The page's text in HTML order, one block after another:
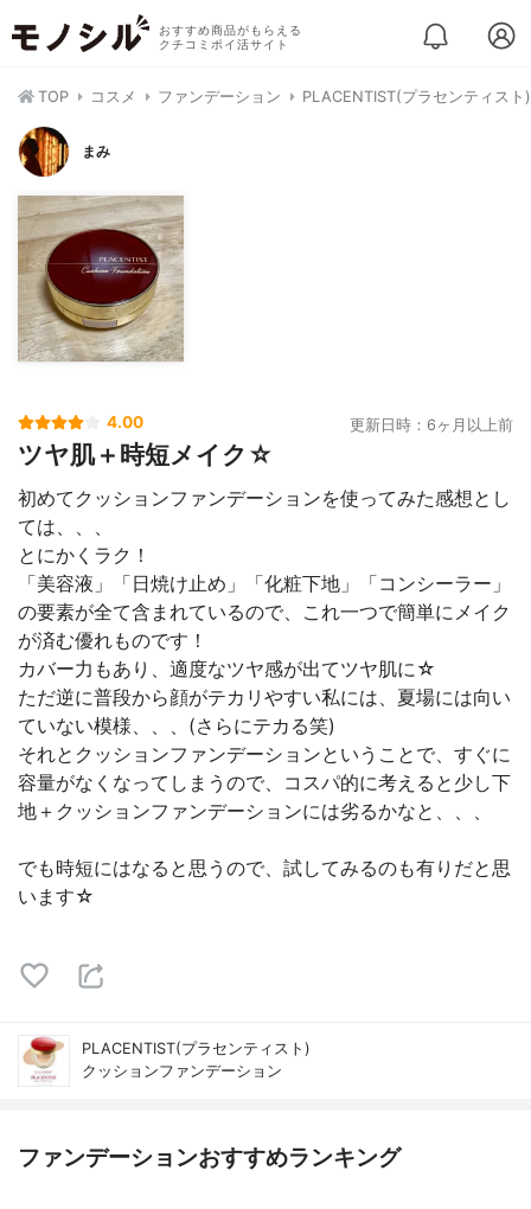
おすすめ商品がもらえる
クチコミポイ活サイト
TOP コスメ ファンデーション PLACENTIST(プラセンティス
まみ
4.00 更新日時：6ヶ月以上前
ツヤ肌＋時短メイク☆
初めてクッションファンデーションを使ってみた感想とし
ては、、、
とにかくラク！
「美容液」「日焼け止め」「化粧下地」「コンシーラー」
の要素が全て含まれているので、これ一つで簡単にメイク
が済む優れものです！
カバー力もあり、適度なツヤ感が出てツヤ肌に☆
ただ逆に普段から顔がテカリやすい私には、夏場には向い
ていない模様、、、(さらにテカる笑)
それとクッションファンデーションということで、すぐに
容量がなくなってしまうので、コスパ的に考えると少し下
地＋クッションファンデーションには劣るかなと、、、
でも時短にはなると思うので、試してみるのも有りだと思
います☆
PLACENTIST(プラセンティスト)
クッションファンデーション
ファンデーションおすすめランキング